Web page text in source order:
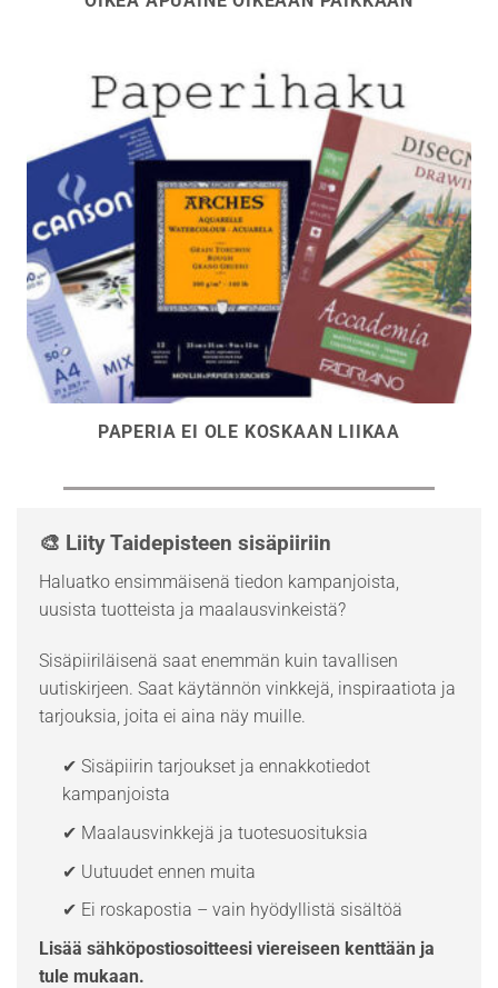
PAPERIA EI OLE KOSKAAN LIIKAA
🎨 Liity Taidepisteen sisäpiiriin
Haluatko ensimmäisenä tiedon kampanjoista,
uusista tuotteista ja maalausvinkeistä?
Sisäpiiriläisenä saat enemmän kuin tavallisen
uutiskirjeen. Saat käytännön vinkkejä, inspiraatiota ja
tarjouksia, joita ei aina näy muille.
✔ Sisäpiirin tarjoukset ja ennakkotiedot
kampanjoista
✔ Maalausvinkkejä ja tuotesuosituksia
✔ Uutuudet ennen muita
✔ Ei roskapostia – vain hyödyllistä sisältöä
Lisää sähköpostiosoitteesi viereiseen kenttään ja
tule mukaan.